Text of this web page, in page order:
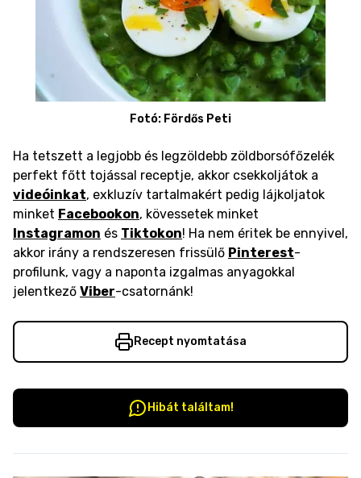
Fotó: Fördős Peti
Ha tetszett a legjobb és legzöldebb zöldborsófőzelék
perfekt főtt tojással receptje, akkor csekkoljátok a
videóinkat, exkluzív tartalmakért pedig lájkoljatok
minket Facebookon, kövessetek minket
Instagramon és Tiktokon! Ha nem éritek be ennyivel,
akkor irány a rendszeresen frissülő Pinterest-
profilunk, vagy a naponta izgalmas anyagokkal
jelentkező Viber-csatornánk!
Recept nyomtatása
Hibát találtam!